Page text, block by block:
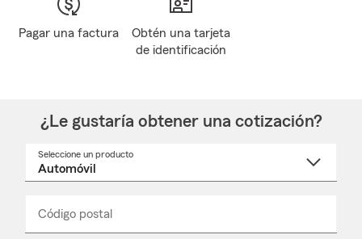
Pagar una factura
Obtén una tarjeta
de identificación
¿Le gustaría obtener una cotización?
Seleccione un producto
desplegable
Código postal
_____